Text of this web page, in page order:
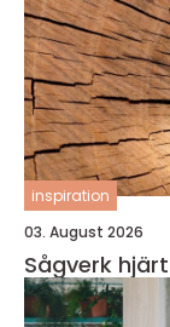
inspiration
03. August 2026